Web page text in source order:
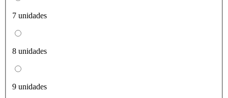
7 unidades
8 unidades
9 unidades